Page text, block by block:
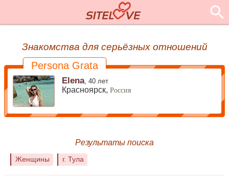
Знакомства для серьёзных отношений
Persona Grata
Elena,40 лет
Красноярск,Россия
Результаты поиска
Женщины г. Тула